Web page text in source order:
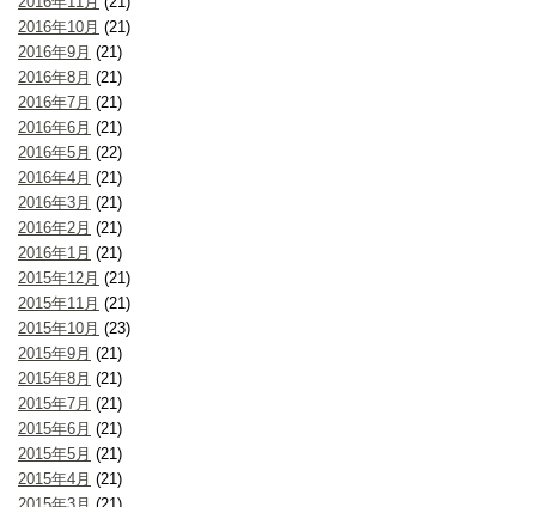
2016年10月 (21)
2016年9月 (21)
2016年8月 (21)
2016年7月 (21)
2016年6月 (21)
2016年5月 (22)
2016年4月 (21)
2016年3月 (21)
2016年2月 (21)
2016年1月 (21)
2015年12月 (21)
2015年11月 (21)
2015年10月 (23)
2015年9月 (21)
2015年8月 (21)
2015年7月 (21)
2015年6月 (21)
2015年5月 (21)
2015年4月 (21)